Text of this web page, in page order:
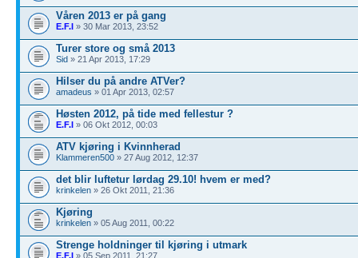
Våren 2013 er på gang
E.F.I » 30 Mar 2013, 23:52
Turer store og små 2013
Sid » 21 Apr 2013, 17:29
Hilser du på andre ATVer?
amadeus » 01 Apr 2013, 02:57
Høsten 2012, på tide med fellestur ?
E.F.I » 06 Okt 2012, 00:03
ATV kjøring i Kvinnherad
Klammeren500 » 27 Aug 2012, 12:37
det blir luftetur lørdag 29.10! hvem er med?
krinkelen » 26 Okt 2011, 21:36
Kjøring
krinkelen » 05 Aug 2011, 00:22
Strenge holdninger til kjøring i utmark
E.F.I » 05 Sep 2011, 21:27